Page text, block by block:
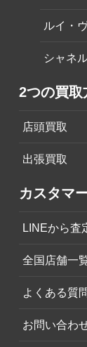
ルイ・
シャネ
2つの買取
店頭買取
出張買取
カスタマ
LINEから査
全国店舗一
よくある質
お問い合わ